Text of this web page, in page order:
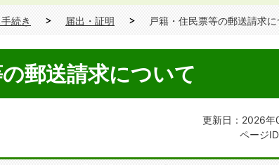
続き 届出・証明 戸籍・住民票等の郵送請求
郵送請求について
更新日：2026年
ページID